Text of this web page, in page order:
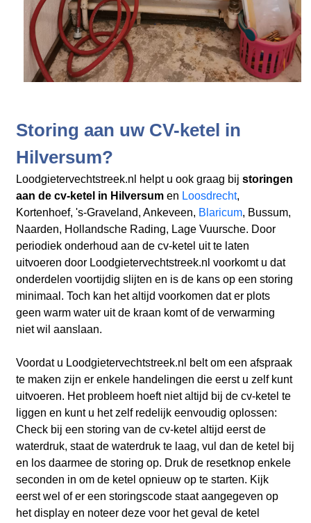
Storing aan uw CV-ketel in
Hilversum?
Loodgietervechtstreek.nl helpt u ook graag bij storingen
aan de cv-ketel in Hilversumen Loosdrecht,
Kortenhoef, 's-Graveland, Ankeveen, Blaricum, Bussum,
Naarden, Hollandsche Rading, Lage Vuursche. Door
periodiek onderhoud aan de cv-ketel uit te laten
uitvoeren door Loodgietervechtstreek.nl voorkomt u dat
onderdelen voortijdig slijten en is de kans op een storing
minimaal. Toch kan het altijd voorkomen dat er plots
geen warm water uit de kraan komt of de verwarming
niet wil aanslaan.
Voordat u Loodgietervechtstreek.nl belt om een afspraak
te maken zijn er enkele handelingen die eerst u zelf kunt
uitvoeren. Het probleem hoeft niet altijd bij de cv-ketel te
liggen en kunt u het zelf redelijk eenvoudig oplossen:
Check bij een storing van de cv-ketel altijd eerst de
waterdruk, staat de waterdruk te laag, vul dan de ketel bij
en los daarmee de storing op. Druk de resetknop enkele
seconden in om de ketel opnieuw op te starten. Kijk
eerst wel of er een storingscode staat aangegeven op
het display en noteer deze voor het geval de ketel